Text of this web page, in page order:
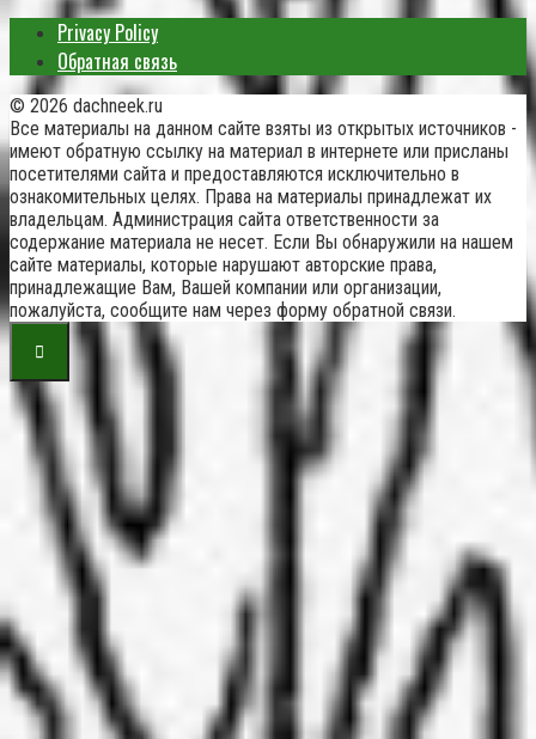
Privacy Policy
Обратная связь
© 2026 dachneek.ru
Все материалы на данном сайте взяты из открытых источников -
имеют обратную ссылку на материал в интернете или присланы
посетителями сайта и предоставляются исключительно в
ознакомительных целях. Права на материалы принадлежат их
владельцам. Администрация сайта ответственности за
содержание материала не несет. Если Вы обнаружили на нашем
сайте материалы, которые нарушают авторские права,
принадлежащие Вам, Вашей компании или организации,
пожалуйста, сообщите нам через форму обратной связи.